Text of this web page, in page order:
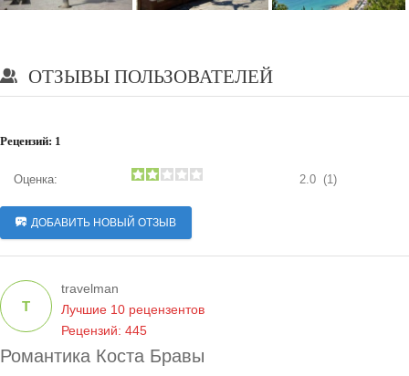
ОТЗЫВЫ ПОЛЬЗОВАТЕЛЕЙ
Рецензий: 1
Оценка: 2.0 (1)
ДОБАВИТЬ НОВЫЙ ОТЗЫВ
Романтика Коста Бравы
T
travelman
Лучшие 10 рецензентов
Рецензий: 445